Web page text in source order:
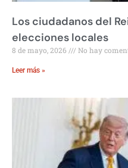
Los ciudadanos del
elecciones locales
8 de mayo, 2026 No hay
Leer más »